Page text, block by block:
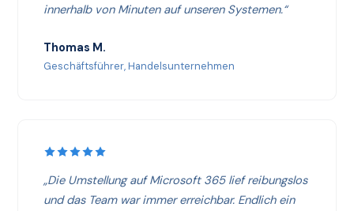
innerhalb von Minuten auf unseren Systemen.“
Thomas M.
Geschäftsführer, Handelsunternehmen
„Die Umstellung auf Microsoft 365 lief reibungslos
und das Team war immer erreichbar. Endlich ein